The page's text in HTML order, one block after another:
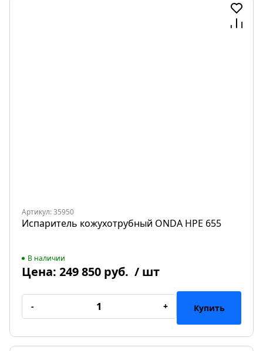
Артикул: 35950
Испаритель кожухотрубный ONDA HPE 655
В наличии
Цена: 249 850 руб. / шт
- + Купить